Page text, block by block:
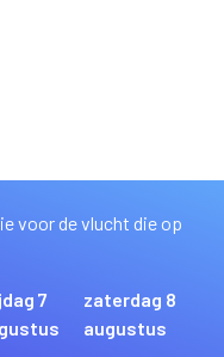
voor de vlucht die op
7
zaterdag 8
augustus